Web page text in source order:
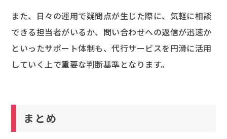
また、日々の運用で疑問点が生じた際に、気軽に相談
できる担当者がいるか、問い合わせへの返信が迅速か
といったサポート体制も、代行サービスを円滑に活用
していく上で重要な判断基準となります。
まとめ